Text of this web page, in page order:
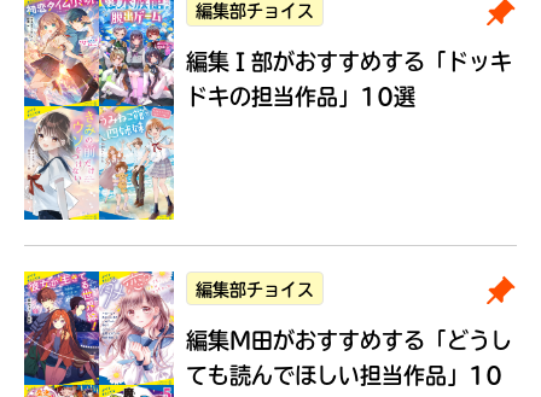
編集部チョイス
編集Ｉ部がおすすめする 「ドッキ
ドキの担当作品」10選
編集部チョイス
編集M田がおすすめする 「どうし
ても読んでほしい担当作品」10